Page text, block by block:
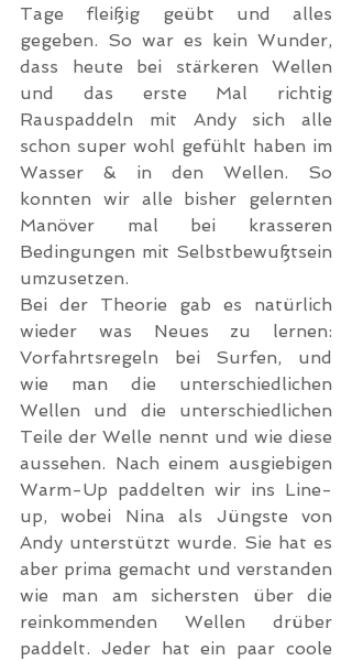
Tage fleißig geübt und alles
gegeben. So war es kein Wunder,
dass heute bei stärkeren Wellen
und das erste Mal richtig
Rauspaddeln mit Andy sich alle
schon super wohl gefühlt haben im
Wasser & in den Wellen. So
konnten wir alle bisher gelernten
Manöver mal bei krasseren
Bedingungen mit Selbstbewußtsein
umzusetzen.
Bei der Theorie gab es natürlich
wieder was Neues zu lernen:
Vorfahrtsregeln bei Surfen, und
wie man die unterschiedlichen
Wellen und die unterschiedlichen
Teile der Welle nennt und wie diese
aussehen. Nach einem ausgiebigen
Warm-Up paddelten wir ins Line-
up, wobei Nina als Jüngste von
Andy unterstützt wurde. Sie hat es
aber prima gemacht und verstanden
wie man am sichersten über die
reinkommenden Wellen drüber
paddelt. Jeder hat ein paar coole